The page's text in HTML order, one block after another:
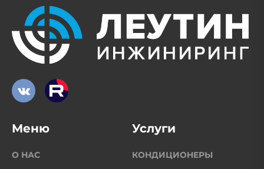
Меню
О НАС
Услуги
КОНДИЦИОНЕРЫ